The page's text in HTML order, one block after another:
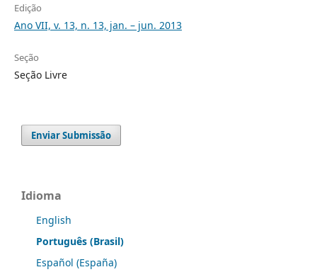
Edição
Ano VII, v. 13, n. 13, jan. – jun. 2013
Seção
Seção Livre
Enviar Submissão
Idioma
English
Português (Brasil)
Español (España)